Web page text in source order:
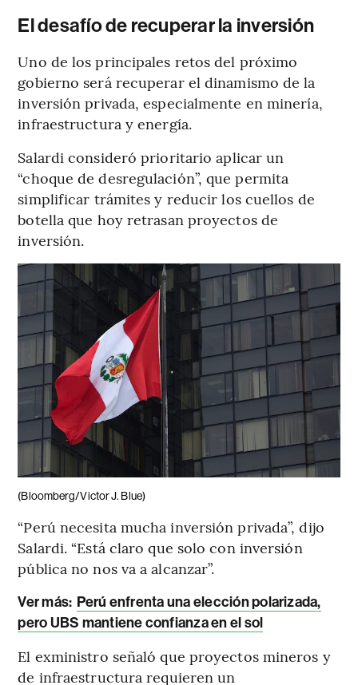
El desafío de recuperar la inversión
Uno de los principales retos del próximo
gobierno será recuperar el dinamismo de la
inversión privada, especialmente en minería,
infraestructura y energía.
Salardi consideró prioritario aplicar un
“choque de desregulación”, que permita
simplificar trámites y reducir los cuellos de
botella que hoy retrasan proyectos de
inversión.
(Bloomberg/Victor J. Blue)
“Perú necesita mucha inversión privada”, dijo
Salardi. “Está claro que solo con inversión
pública no nos va a alcanzar”.
Ver más: Perú enfrenta una elección polarizada,
pero UBS mantiene confianza en el sol
El exministro señaló que proyectos mineros y
de infraestructura requieren un